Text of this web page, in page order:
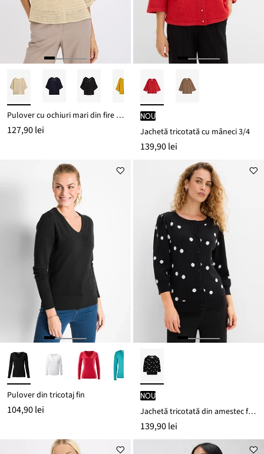
Pulover cu ochiuri mari din fire tip panglică
127,90 lei
nou
Jachetă tricotată cu mâneci 3/4
139,90 lei
Pulover din tricotaj fin
104,90 lei
nou
Jachetă tricotată din amestec fin de viscoză
139,90 lei